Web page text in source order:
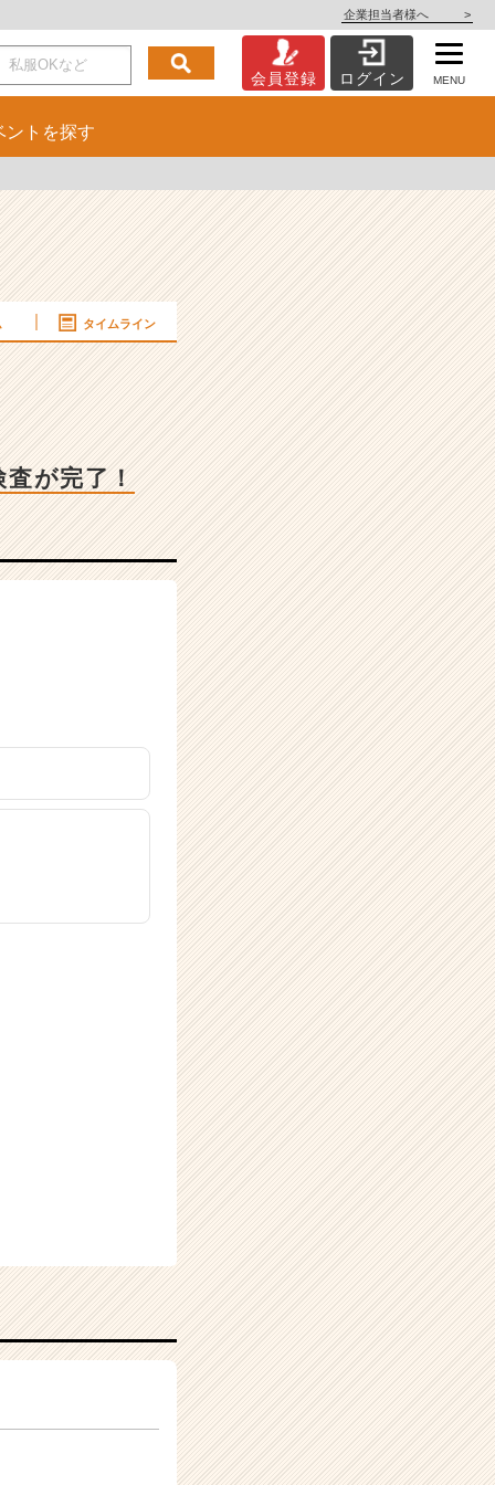
企業担当者様へ >
会員登録 ログイン MENU
ント を探す
タイムライン
が完了！